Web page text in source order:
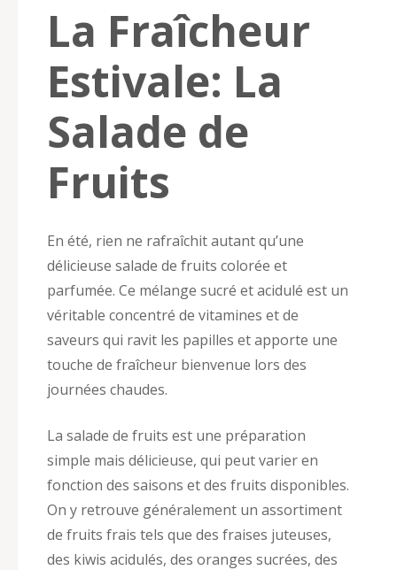
La Fraîcheur
Estivale: La
Salade de
Fruits
En été, rien ne rafraîchit autant qu’une
délicieuse salade de fruits colorée et
parfumée. Ce mélange sucré et acidulé est un
véritable concentré de vitamines et de
saveurs qui ravit les papilles et apporte une
touche de fraîcheur bienvenue lors des
journées chaudes.
La salade de fruits est une préparation
simple mais délicieuse, qui peut varier en
fonction des saisons et des fruits disponibles.
On y retrouve généralement un assortiment
de fruits frais tels que des fraises juteuses,
des kiwis acidulés, des oranges sucrées, des